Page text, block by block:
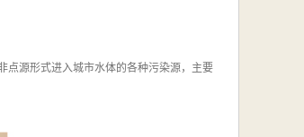
点源形式进入城市水体的各种污染源，主要